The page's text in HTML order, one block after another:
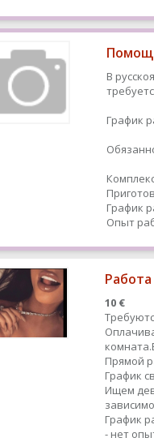
В
График
График
Опыт
10 €
Прямой
График
Ищем
График
- нет